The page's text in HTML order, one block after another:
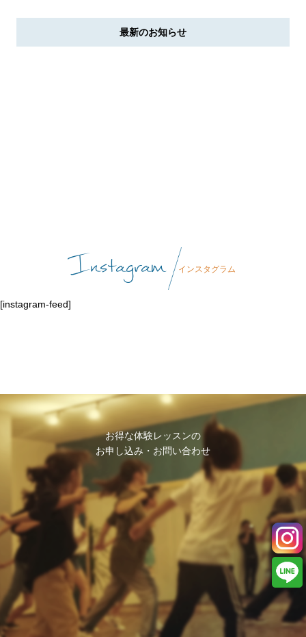
最新のお知らせ
Instagram インスタグラム
[instagram-feed]
お得な体験レッスンの
お申し込み・お問い合わせ